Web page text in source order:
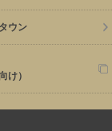
ウン
け）